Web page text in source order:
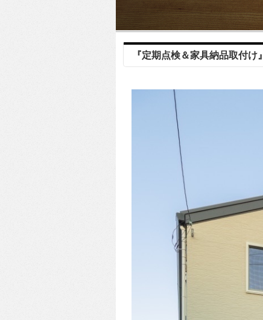
『定期点検＆家具納品取付け』